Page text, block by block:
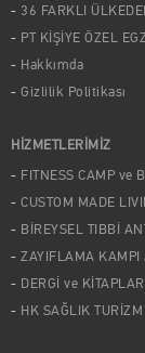
36 FARKLI
PT KİŞİYE ÖZEL
Hakkımda
Gizlilik Politikası
HİZMETLERİMİZ
FITNESS CAMP ve
CUSTOM MADE
BİREYSEL TIBBİ
ZAYIFLAMA KAMPI
DERGİ ve
HK SAĞLIK TURİZM